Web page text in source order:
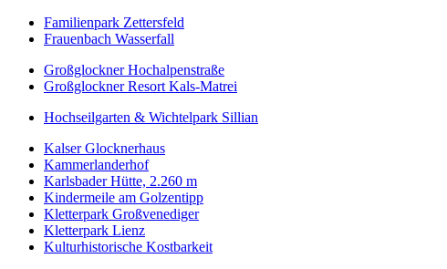
Familienpark Zettersfeld
Frauenbach Wasserfall
Großglockner Hochalpenstraße
Großglockner Resort Kals-Matrei
Hochseilgarten & Wichtelpark Sillian
Kalser Glocknerhaus
Kammerlanderhof
Karlsbader Hütte, 2.260 m
Kindermeile am Golzentipp
Kletterpark Großvenediger
Kletterpark Lienz
Kulturhistorische Kostbarkeit